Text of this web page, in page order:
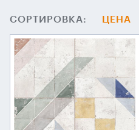
СОРТИРОВКА: ЦЕНА